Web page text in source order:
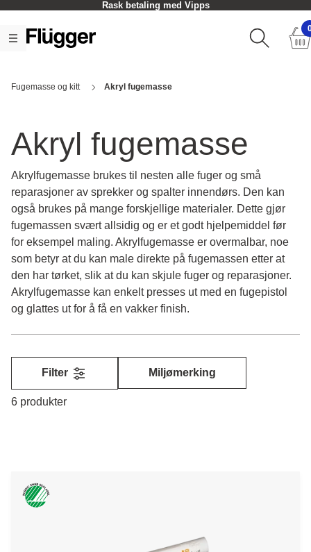
Rask betaling med Vipps
Fugemasse og kitt Akryl fugemasse
Akryl fugemasse
Akrylfugemasse brukes til nesten alle fuger og små
reparasjoner av sprekker og spalter innendørs. Den kan
også brukes på mange forskjellige materialer. Dette gjør
fugemassen svært allsidig og er et godt hjelpemiddel før
for eksempel maling. Akrylfugemasse er overmalbar, noe
som betyr at du kan male direkte på fugemassen etter at
den har tørket, slik at du kan skjule fuger og reparasjoner.
Akrylfugemasse kan enkelt presses ut med en fugepistol
og glattes ut for å få en vakker finish.
6 produkter
Filter Miljømerking